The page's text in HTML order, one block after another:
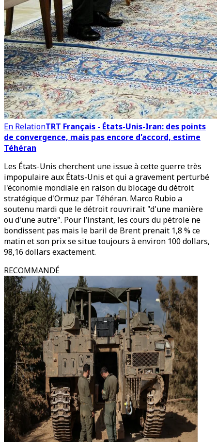
En RelationTRT Français - États-Unis-Iran: des points
de convergence, mais pas encore d'accord, estime
Téhéran
Les États-Unis cherchent une issue à cette guerre très
impopulaire aux États-Unis et qui a gravement perturbé
l'économie mondiale en raison du blocage du détroit
stratégique d'Ormuz par Téhéran. Marco Rubio a
soutenu mardi que le détroit rouvrirait "d'une manière
ou d'une autre". Pour l’instant, les cours du pétrole ne
bondissent pas mais le baril de Brent prenait 1,8 % ce
matin et son prix se situe toujours à environ 100 dollars,
98,16 dollars exactement.
RECOMMANDÉ